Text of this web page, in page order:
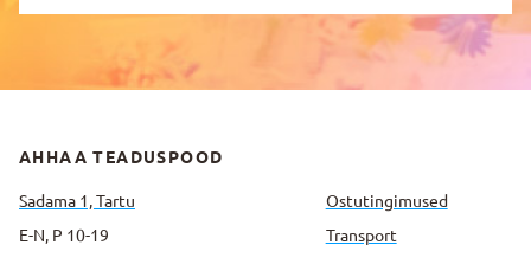
AHHAA TEADUSPOOD
Sadama 1, Tartu
E-N, P 10-19
Ostutingimused
Transport